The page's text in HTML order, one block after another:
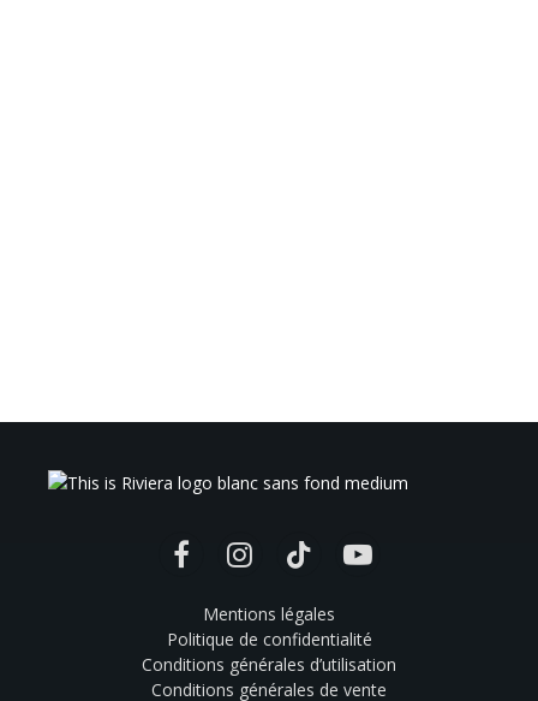
FacebookInstagramTikTok YouTube
Mentions légales
Politique de confidentialité
Conditions générales d’utilisation
Conditions générales de vente